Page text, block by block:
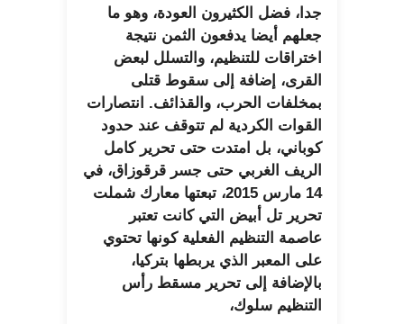
جدا، فضل الكثيرون العودة، وهو ما
جعلهم أيضا يدفعون الثمن نتيجة
اختراقات للتنظيم، والتسلل لبعض
القرى، إضافة إلى سقوط قتلى
بمخلفات الحرب، والقذائف. انتصارات
القوات الكردية لم تتوقف عند حدود
كوباني، بل امتدت حتى تحرير كامل
الريف الغربي حتى جسر قرقوزاق، في
14 مارس 2015، تبعتها معارك شملت
تحرير تل أبيض التي كانت تعتبر
عاصمة التنظيم الفعلية كونها تحتوي
على المعبر الذي يربطها بتركيا،
بالإضافة إلى تحرير مسقط رأس
التنظيم سلوك،